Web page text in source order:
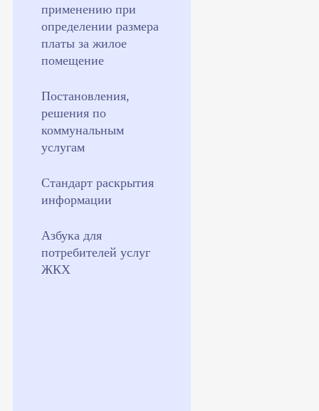
применению при
определении размера
платы за жилое
помещение
Постановления,
решения по
коммунальным
услугам
Стандарт раскрытия
информации
Азбука для
потребителей услуг
ЖКХ